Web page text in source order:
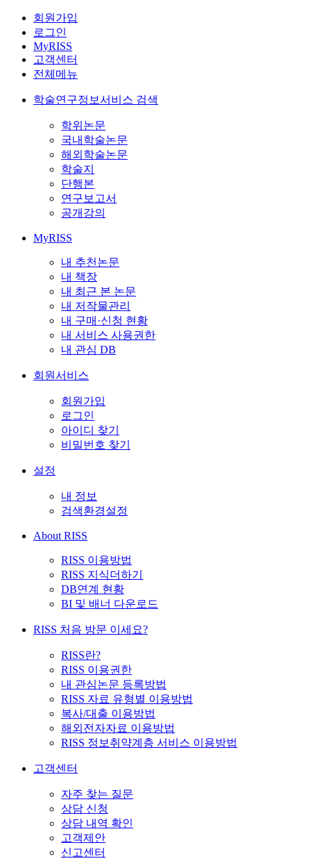
회원가입
로그인
MyRISS
고객센터
전체메뉴
학술연구정보서비스 검색
학위논문
국내학술논문
해외학술논문
학술지
단행본
연구보고서
공개강의
MyRISS
내 추천논문
내 책장
내 최근 본 논문
내 저작물관리
내 구매·신청 현황
내 서비스 사용권한
내 관심 DB
회원서비스
회원가입
로그인
아이디 찾기
비밀번호 찾기
설정
내 정보
검색환경설정
About RISS
RISS 이용방법
RISS 지식더하기
DB연계 현황
BI 및 배너 다운로드
RISS 처음 방문 이세요?
RISS란?
RISS 이용권한
내 관심논문 등록방법
RISS 자료 유형별 이용방법
복사/대출 이용방법
해외전자자료 이용방법
RISS 정보취약계층 서비스 이용방법
고객센터
자주 찾는 질문
상담 신청
상담 내역 확인
고객제안
신고센터